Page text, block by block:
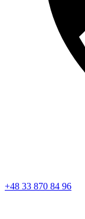
+48 33 870 84 96